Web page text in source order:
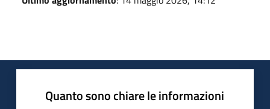
Quanto sono chiare le informazioni